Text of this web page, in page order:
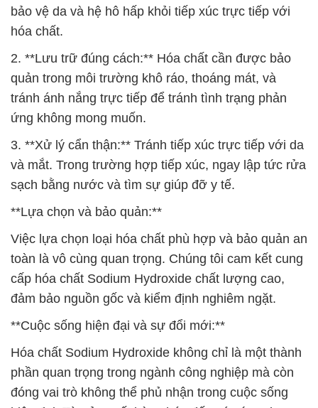
bảo vệ da và hệ hô hấp khỏi tiếp xúc trực tiếp với
hóa chất.
2. **Lưu trữ đúng cách:** Hóa chất cần được bảo
quản trong môi trường khô ráo, thoáng mát, và
tránh ánh nắng trực tiếp để tránh tình trạng phản
ứng không mong muốn.
3. **Xử lý cẩn thận:** Tránh tiếp xúc trực tiếp với da
và mắt. Trong trường hợp tiếp xúc, ngay lập tức rửa
sạch bằng nước và tìm sự giúp đỡ y tế.
**Lựa chọn và bảo quản:**
Việc lựa chọn loại hóa chất phù hợp và bảo quản an
toàn là vô cùng quan trọng. Chúng tôi cam kết cung
cấp hóa chất Sodium Hydroxide chất lượng cao,
đảm bảo nguồn gốc và kiểm định nghiêm ngặt.
**Cuộc sống hiện đại và sự đổi mới:**
Hóa chất Sodium Hydroxide không chỉ là một thành
phần quan trọng trong ngành công nghiệp mà còn
đóng vai trò không thể phủ nhận trong cuộc sống